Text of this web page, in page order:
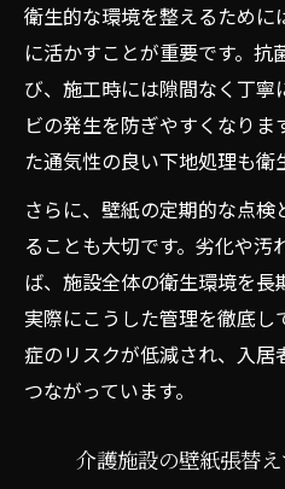
衛生的な環境を整えるため
に活かすことが重要です。
び、施工時には隙間なく丁寧
ビの発生を防ぎやすくなりま
た通気性の良い下地処理も衛
さらに、壁紙の定期的な点
ることも大切です。劣化や汚
ば、施設全体の衛生環境を長
実際にこうした管理を徹底
症のリスクが低減され、入
つながっています。
介護施設の壁紙張替